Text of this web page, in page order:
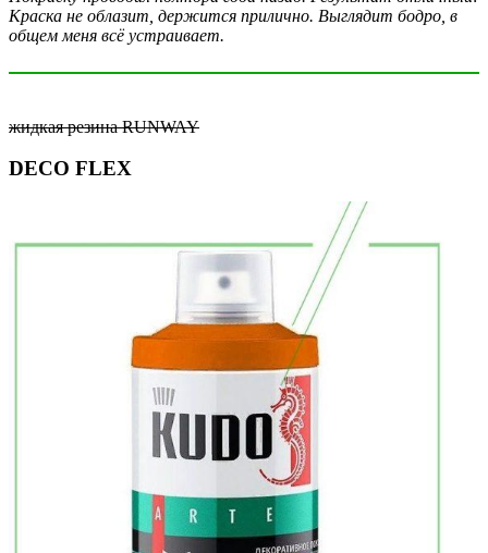
Краска не облазит, держится прилично. Выглядит бодро, в
общем меня всё устраивает.
жидкая резина RUNWAY
DECO FLEX